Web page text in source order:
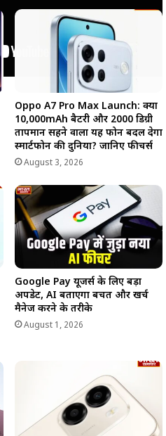
Oppo A7 Pro Max Launch: क्या
10,000mAh बैटरी और 2000 डिग्री
तापमान सहने वाला यह फोन बदल देगा
स्मार्टफोन की दुनिया? जानिए फीचर्स
August 3, 2026
Google Pay यूजर्स के लिए बड़ा
अपडेट, AI बताएगा बचत और खर्च
मैनेज करने के तरीके
August 1, 2026